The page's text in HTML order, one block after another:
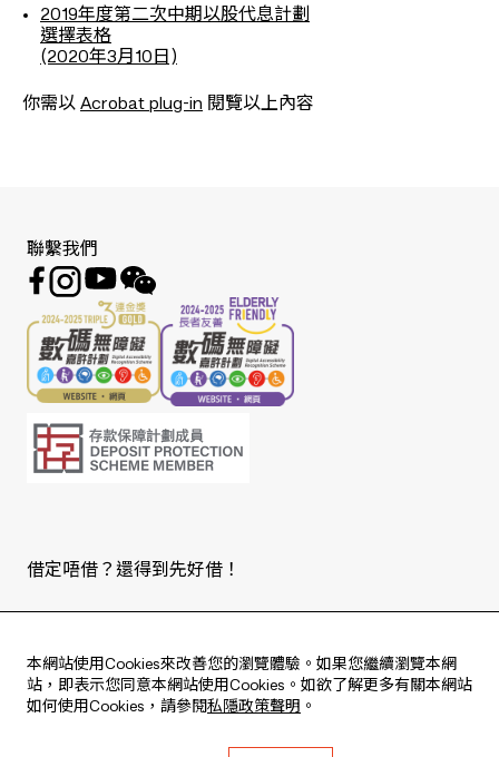
2019年度第二次中期以股代息計劃
選擇表格
(2020年3月10日)
你需以 Acrobat plug-in 閱覽以上內容
本網站使用Cookies來改善您的瀏覽體驗。如果您繼續瀏覽本網
站，即表示您同意本網站使用Cookies。如欲了解更多有關本網站
如何使用Cookies，請參閱私隱政策聲明 。
聯繫我們
借定唔借？還得到先好借！
Live every moment